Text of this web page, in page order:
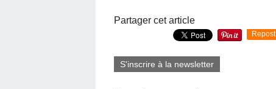
Partager cet article
Repost
S'inscrire à la newsletter